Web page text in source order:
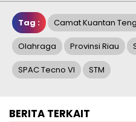
Tag : Camat Kuantan
Olahraga Provinsi Riau
SPAC Tecno VI STM
BERITA TERKAIT